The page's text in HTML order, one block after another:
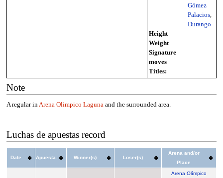
Gómez
Palacios,
Durango
Height
Weight
Signature
moves
Titles:
Note
A regular inArena Olimpico Lagunaand the surrounded area.
Luchas de apuestas record
Date Apuesta Winner(s) Loser(s)
Arena and/or
Place
Arena Olímpico